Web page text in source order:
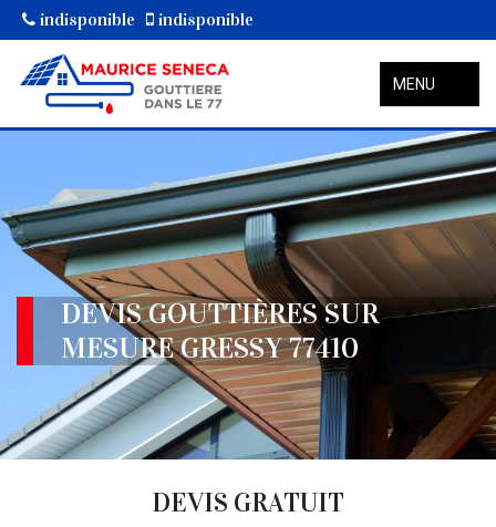
indisponible indisponible
MENU
DEVIS GOUTTIÈRES SUR
MESURE GRESSY 77410
DEVIS GRATUIT